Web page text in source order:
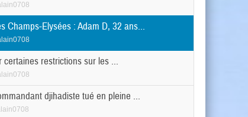
Champs-Elysées : Adam D, 32 ans...
certaines restrictions sur les ...
djihadiste tué en pleine ...